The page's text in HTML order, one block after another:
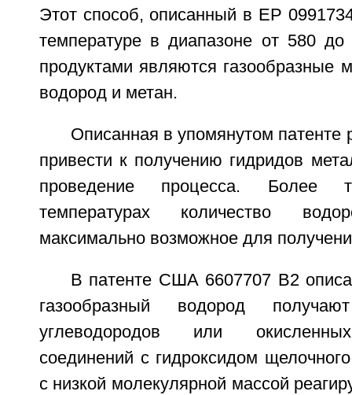
Этот способ, описанный в ЕР
температуре в диапазоне от 580
продуктами являются газообразные
водород и метан.
Описанная в упомянутом патенте
привести к получению гидридов
проведение процесса. Более
температурах количество
максимально возможное для
В патенте США 6607707 В2
газообразный водород
углеводородов или
соединений с гидроксидом
с низкой молекулярной массой